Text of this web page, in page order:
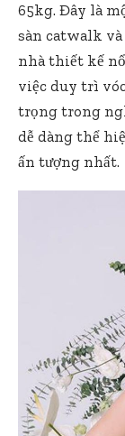
65kg. Đây là
sàn catwalk
nhà thiết kế
việc duy trì
trọng trong
dễ dàng thể
ấn tượng nhất.